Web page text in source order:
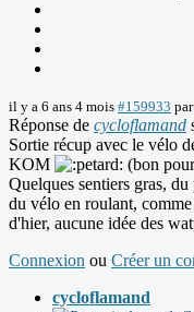
il y a 6 ans 4 mois #159933 par
Réponse de cycloflamand
Sortie récup avec le vélo
KOM
(bon
Quelques sentiers gras,
du vélo en roulant,
d'hier, aucune idée des
Connexion ou Créer un
cycloflamand